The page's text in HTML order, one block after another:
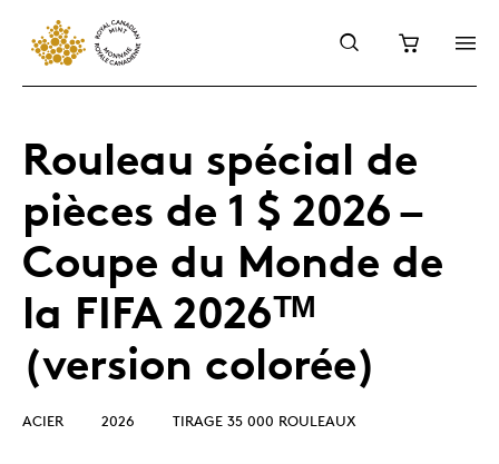
Rouleau spécial de
pièces de 1 $ 2026 –
Coupe du Monde de
la FIFA 2026ᵀᴹ
(version colorée)
ACIER 2026 TIRAGE 35 000 ROULEAUX